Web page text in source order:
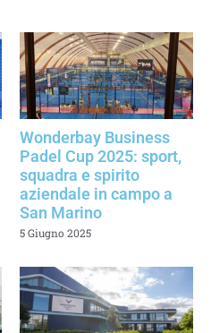
Wonderbay Business
Padel Cup 2025: sport,
squadra e spirito
aziendale in campo a
San Marino
5 Giugno 2025